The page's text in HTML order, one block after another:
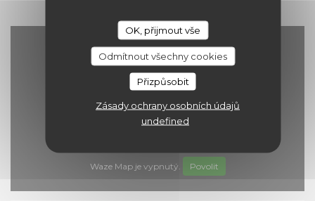
OK, přijmout vše
Odmítnout všechny cookies
Přizpůsobit
Zásady ochrany osobních údajů
undefined
Waze Map je vypnutý. Povolit